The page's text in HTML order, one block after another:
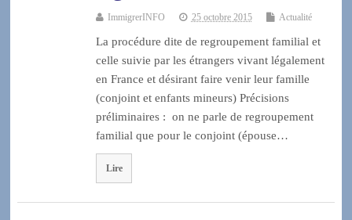
ImmigrerINFO 25 octobre 2015 Actualité
La procédure dite de regroupement familial et
celle suivie par les étrangers vivant légalement
en France et désirant faire venir leur famille
(conjoint et enfants mineurs) Précisions
préliminaires : on ne parle de regroupement
familial que pour le conjoint (épouse…
Lire